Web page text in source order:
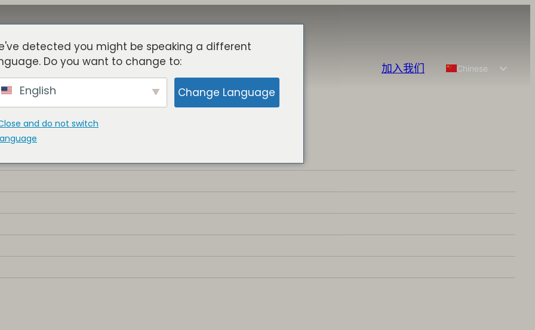
关于 塔楼 益处博客成员
加入我们
Chinese
detected you might be speaking a different
Do you want to change to:
English Change Language
and do not switch